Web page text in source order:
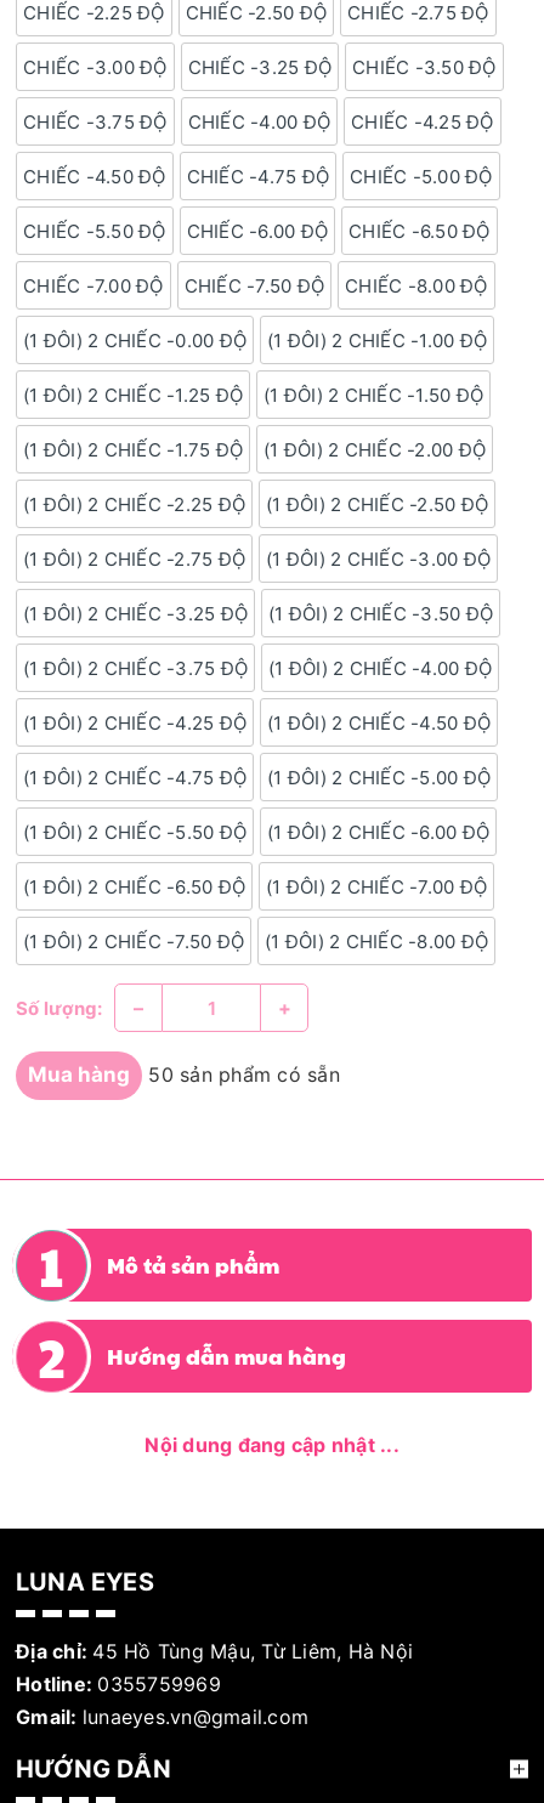
CHIẾC -2.25 ĐỘ CHIẾC -2.50 ĐỘ CHIẾC -2.75 ĐỘ
CHIẾC -3.00 ĐỘ CHIẾC -3.25 ĐỘ CHIẾC -3.50 ĐỘ
CHIẾC -3.75 ĐỘ CHIẾC -4.00 ĐỘ CHIẾC -4.25 ĐỘ
CHIẾC -4.50 ĐỘ CHIẾC -4.75 ĐỘ CHIẾC -5.00 ĐỘ
CHIẾC -5.50 ĐỘ CHIẾC -6.00 ĐỘ CHIẾC -6.50 ĐỘ
CHIẾC -7.00 ĐỘ CHIẾC -7.50 ĐỘ CHIẾC -8.00 ĐỘ
(1 ĐÔI) 2 CHIẾC -0.00 ĐỘ (1 ĐÔI) 2 CHIẾC -1.00 ĐỘ
(1 ĐÔI) 2 CHIẾC -1.25 ĐỘ (1 ĐÔI) 2 CHIẾC -1.50 ĐỘ
(1 ĐÔI) 2 CHIẾC -1.75 ĐỘ (1 ĐÔI) 2 CHIẾC -2.00 ĐỘ
(1 ĐÔI) 2 CHIẾC -2.25 ĐỘ (1 ĐÔI) 2 CHIẾC -2.50 ĐỘ
(1 ĐÔI) 2 CHIẾC -2.75 ĐỘ (1 ĐÔI) 2 CHIẾC -3.00 ĐỘ
(1 ĐÔI) 2 CHIẾC -3.25 ĐỘ (1 ĐÔI) 2 CHIẾC -3.50 ĐỘ
(1 ĐÔI) 2 CHIẾC -3.75 ĐỘ (1 ĐÔI) 2 CHIẾC -4.00 ĐỘ
(1 ĐÔI) 2 CHIẾC -4.25 ĐỘ (1 ĐÔI) 2 CHIẾC -4.50 ĐỘ
(1 ĐÔI) 2 CHIẾC -4.75 ĐỘ (1 ĐÔI) 2 CHIẾC -5.00 ĐỘ
(1 ĐÔI) 2 CHIẾC -5.50 ĐỘ (1 ĐÔI) 2 CHIẾC -6.00 ĐỘ
(1 ĐÔI) 2 CHIẾC -6.50 ĐỘ (1 ĐÔI) 2 CHIẾC -7.00 ĐỘ
(1 ĐÔI) 2 CHIẾC -7.50 ĐỘ (1 ĐÔI) 2 CHIẾC -8.00 ĐỘ
Số lượng: – +
Mua hàng 50 sản phẩm có sẵn
Mô tả sản phẩm
Hướng dẫn mua hàng
Nội dung đang cập nhật ...
LUNA EYES
Địa chỉ: 45 Hồ Tùng Mậu, Từ Liêm, Hà Nội
Hotline: 0355759969
Gmail: lunaeyes.vn@gmail.com
HƯỚNG DẪN